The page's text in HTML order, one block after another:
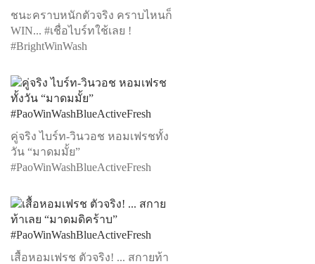
ชนะคราบหนักตัวจริง คราบไหนก็
WIN... #เชื่อไบร์ทใช้เลย !
#BrightWinWash
คู่จริง ไบร์ท-วินวอช หอมเฟรชทั้ง
วัน “มาดมมั้ย”
#PaoWinWashBlueActiveFresh
เสื้อหอมเฟรช ตัวจริง! ... สกายท้า